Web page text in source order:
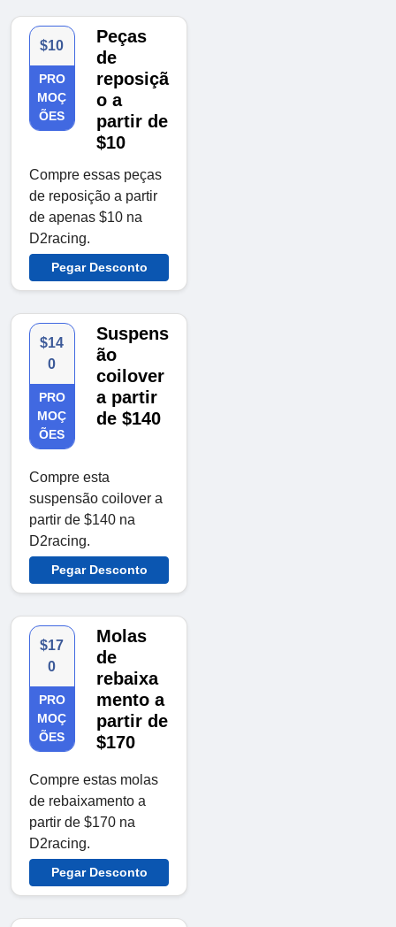
$10
PRO
MOÇ
ÕES
Peças
de
reposiçã
o a
partir de
$10
Compre essas peças
de reposição a partir
de apenas $10 na
D2racing.
Pegar Desconto
$14
0
PRO
MOÇ
ÕES
Suspens
ão
coilover
a partir
de $140
Compre esta
suspensão coilover a
partir de $140 na
D2racing.
Pegar Desconto
$17
0
PRO
MOÇ
ÕES
Molas
de
rebaixa
mento a
partir de
$170
Compre estas molas
de rebaixamento a
partir de $170 na
D2racing.
Pegar Desconto